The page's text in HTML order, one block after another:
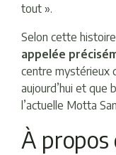
tout ».
Selon cette
appelée
centre mystérieux
aujourd’hui et que
l’actuelle Motta
À propos